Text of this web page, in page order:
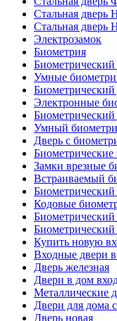
Стальная дверь
Стальная дверь
Электрозамок
Биометрия
Умные
Электронные
Умный
Дверь с
Биометрические
Замки врезные
Встраиваемый
Кодовые
Биометрический
Купить новую
Входные двери
Дверь железная
Двери в дом
Металлические
Двери для дома
Дверь новая